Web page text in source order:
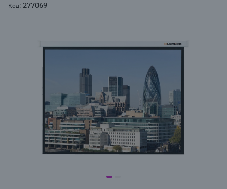
Код: 277069
item